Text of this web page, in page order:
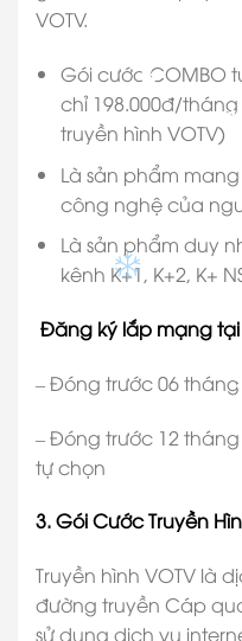
VOTV.
Gói cước COMBO
chỉ 198.000đ/
truyền hình VOTV)
Là sản phẩm
công nghệ của
Là sản phẩm duy
kênh K+1, K+2, K+
Đăng ký lắp mạng tại
– Đóng trước 06
– Đóng trước 12
tự chọn
3. Gói Cước Truyền
Truyền hình VOTV là
đường truyền Cáp
sử dụng dịch vụ
✽
✽
✽